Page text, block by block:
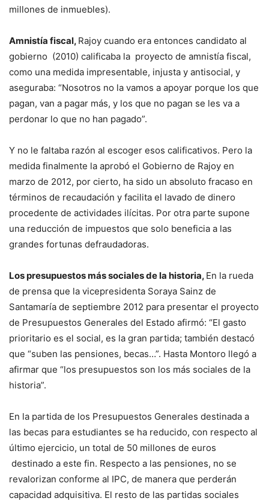
millones de inmuebles).
Amnistía fiscal, Rajoy cuando era entonces candidato al
gobierno (2010) calificaba la proyecto de amnistía fiscal,
como una medida impresentable, injusta y antisocial, y
aseguraba: “Nosotros no la vamos a apoyar porque los que
pagan, van a pagar más, y los que no pagan se les va a
perdonar lo que no han pagado”.
Y no le faltaba razón al escoger esos calificativos. Pero la
medida finalmente la aprobó el Gobierno de Rajoy en
marzo de 2012, por cierto, ha sido un absoluto fracaso en
términos de recaudación y facilita el lavado de dinero
procedente de actividades ilícitas. Por otra parte supone
una reducción de impuestos que solo beneficia a las
grandes fortunas defraudadoras.
Los presupuestos más sociales de la historia, En la rueda
de prensa que la vicepresidenta Soraya Sainz de
Santamaría de septiembre 2012 para presentar el proyecto
de Presupuestos Generales del Estado afirmó: “El gasto
prioritario es el social, es la gran partida; también destacó
que “suben las pensiones, becas…”. Hasta Montoro llegó a
afirmar que “los presupuestos son los más sociales de la
historia”.
En la partida de los Presupuestos Generales destinada a
las becas para estudiantes se ha reducido, con respecto al
último ejercicio, un total de 50 millones de euros
destinado a este fin. Respecto a las pensiones, no se
revalorizan conforme al IPC, de manera que perderán
capacidad adquisitiva. El resto de las partidas sociales